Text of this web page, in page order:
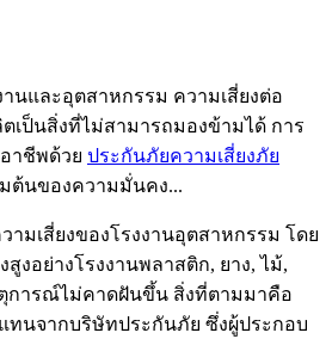
นและอุตสาหกรรม ความเสี่ยงต่อ
เป็นสิ่งที่ไม่สามารถมองข้ามได้ การ
าชีพด้วย ประกันภัยความเสี่ยงภัย
ต้นของความมั่นคง...
ามเสี่ยงของโรงงานอุตสาหกรรม โดย
งอย่างโรงงานพลาสติก, ยาง, ไม้,
ตุการณ์ไม่คาดฝันขึ้น สิ่งที่ตามมาคือ
ทนจากบริษัทประกันภัย ซึ่งผู้ประกอบ